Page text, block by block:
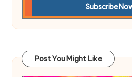
Post You Might Like